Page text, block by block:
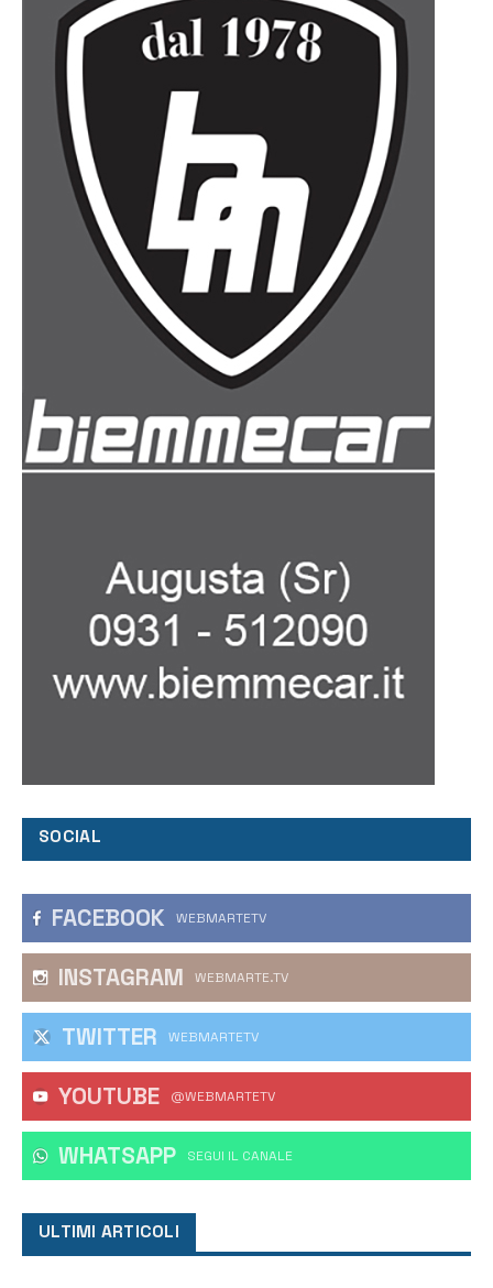
SOCIAL
FACEBOOK WEBMARTETV
INSTAGRAM WEBMARTE.TV
TWITTER WEBMARTETV
YOUTUBE @WEBMARTETV
WHATSAPP ‎SEGUI IL CANALE
ULTIMI ARTICOLI